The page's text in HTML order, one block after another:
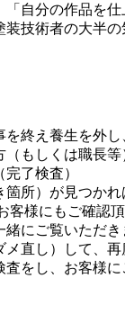
「自分の作品を
技術者の大半の
終え養生を外し
もしくは職長等
了検査）
所）が見つかれ
客様にもご確認
にご覧いただき
メ直し）して、
査をし、お客様に